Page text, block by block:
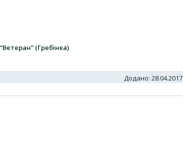
(Гребінка)
Додано: 28.04.2017